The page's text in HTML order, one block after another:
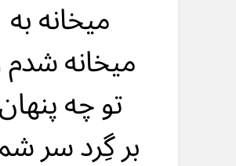
میخانه به
میخانه شدم
تو چه پنهان
بر گِرد سر